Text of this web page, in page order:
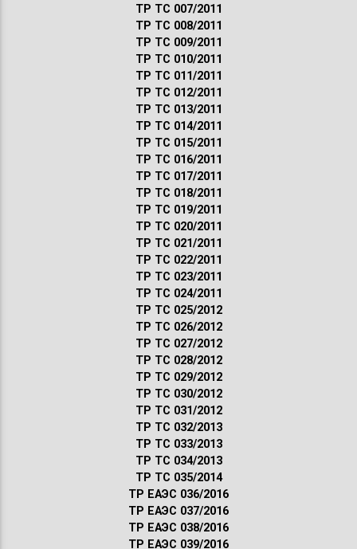
ТР ТС 007/2011
ТР ТС 008/2011
ТР ТС 009/2011
ТР ТС 010/2011
ТР ТС 011/2011
ТР ТС 012/2011
ТР ТС 013/2011
ТР ТС 014/2011
ТР ТС 015/2011
ТР ТС 016/2011
ТР ТС 017/2011
ТР ТС 018/2011
ТР ТС 019/2011
ТР ТС 020/2011
ТР ТС 021/2011
ТР ТС 022/2011
ТР ТС 023/2011
ТР ТС 024/2011
ТР ТС 025/2012
ТР ТС 026/2012
ТР ТС 027/2012
ТР ТС 028/2012
ТР ТС 029/2012
ТР ТС 030/2012
ТР ТС 031/2012
ТР ТС 032/2013
ТР ТС 033/2013
ТР ТС 034/2013
ТР ТС 035/2014
ТР ЕАЭС 036/2016
ТР ЕАЭС 037/2016
ТР ЕАЭС 038/2016
ТР ЕАЭС 039/2016